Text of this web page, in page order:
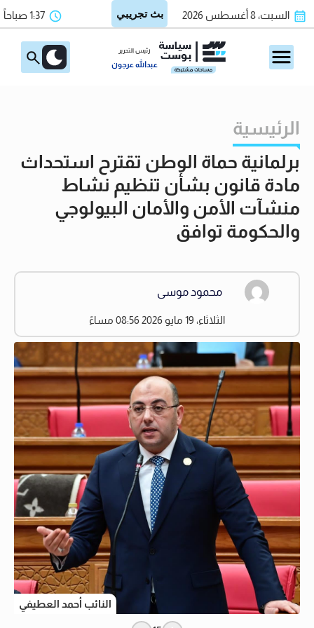
السبت، 8 أغسطس 2026 1:37 صباحاً
رئيس التحرير
عبدالله عرجون
الرئيسية
برلمانية حماة الوطن تقترح استحداث
مادة قانون بشأن تنظيم نشاط
منشآت الأمن والأمان البيولوجي
والحكومة توافق
محمود موسى
الثلاثاء، 19 مايو 2026 08:56 مساءً
النائب أحمد العطيفي